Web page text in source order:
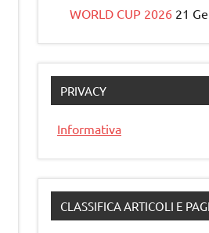
WORLD CUP 2026 21
PRIVACY
Informativa
CLASSIFICA ARTICOLI E